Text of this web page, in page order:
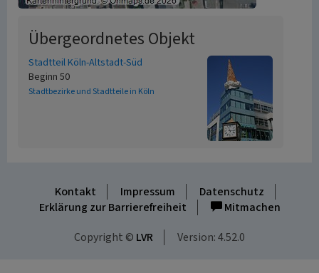
Übergeordnetes Objekt
Stadtteil Köln-Altstadt-Süd
Beginn 50
Stadtbezirke und Stadtteile in Köln
Kontakt Impressum
Datenschutz
Erklärung zur Barrierefreiheit
Mitmachen
Copyright © LVR Version: 4.52.0